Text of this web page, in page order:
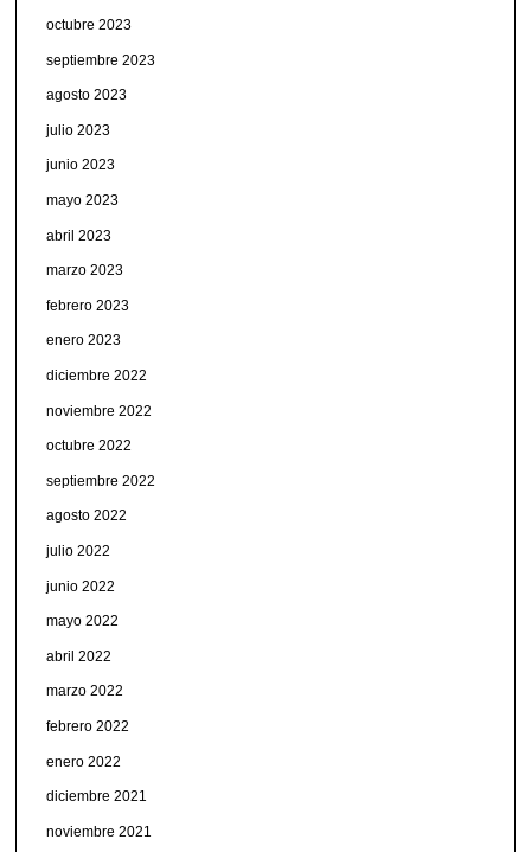
octubre 2023
septiembre 2023
agosto 2023
julio 2023
junio 2023
mayo 2023
abril 2023
marzo 2023
febrero 2023
enero 2023
diciembre 2022
noviembre 2022
octubre 2022
septiembre 2022
agosto 2022
julio 2022
junio 2022
mayo 2022
abril 2022
marzo 2022
febrero 2022
enero 2022
diciembre 2021
noviembre 2021